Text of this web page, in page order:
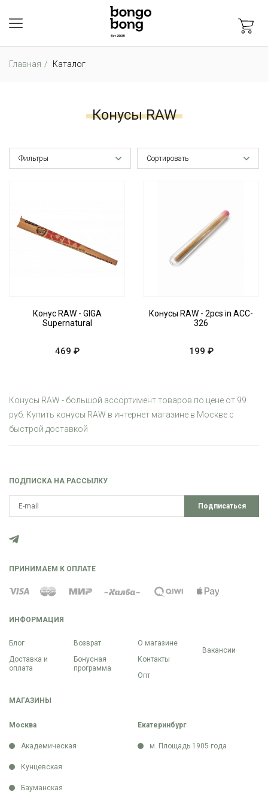
Главная Каталог
Конусы RAW
Фильтры Сортировать
Конус RAW - GIGA
Supernatural
469 ₽
Конусы RAW - 2pcs in ACC-
326
199 ₽
Конусы RAW - большой ассортимент товаров по цене от 99
руб. Купить конусы RAW в интернет магазине в Москве с
быстрой доставкой
ИНФОРМАЦИЯ
Блог
Доставка и
оплата
Возврат
Бонусная
программа
О магазине
Контакты
Опт
Вакансии
МАГАЗИНЫ
Москва
Академическая
Кунцевская
Бауманская
Екатеринбург
м. Площадь 1905 года
ПОДПИСКА НА РАССЫЛКУ
Подписаться
ПРИНИМАЕМ К ОПЛАТЕ